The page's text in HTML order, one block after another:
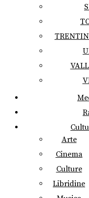
Arte
Cinema
Culture
Libridine